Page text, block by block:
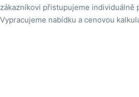
zákazníkovi přistupujeme individuálně
Vypracujeme nabídku a cenovou